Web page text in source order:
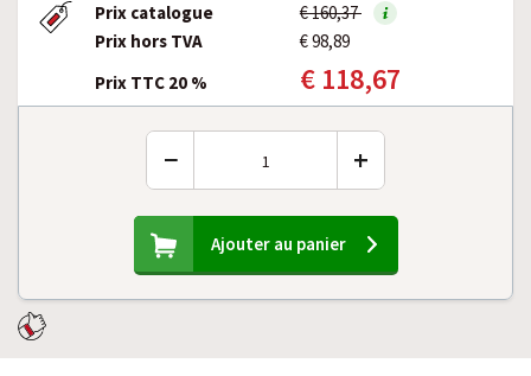
Prix catalogue
€ 160,37
Prix hors TVA
€ 98,89
Prix TTC 20 %
€ 118,67
− +
Ajouter au panier